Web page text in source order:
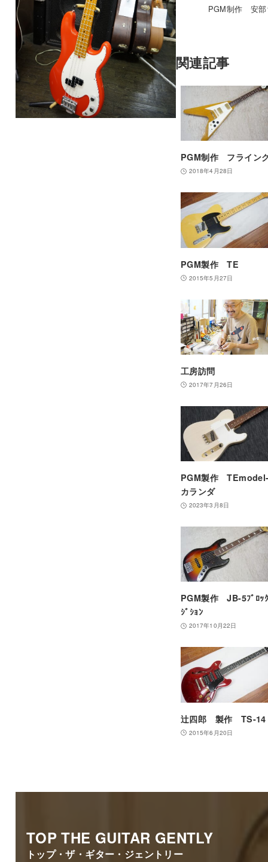
PGM制作 安部
関連記事
PGM制作 フライン
2018年4月28日
PGM製作 TE
2015年5月27日
工房訪問
2017年7月26日
PGM製作
カランダ
2023年3月8日
PGM製作 JB-5ﾌﾞﾛｯ
ｼﾞｼｮﾝ
2017年10月22日
辻四郎 製作 TS-14
2015年6月20日
TOP THE GUITAR GENTLY
トップ・ザ・ギター・ジェントリー